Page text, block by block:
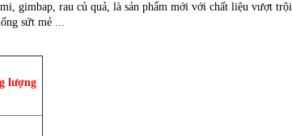
gimbap, rau củ quả, là sản phẩm mới với chất liệu vượt
sứt mẻ ...
lượng